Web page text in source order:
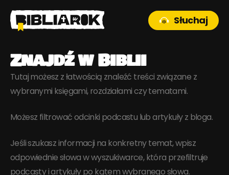
Słuchaj
Znajdź w Biblii
Tutaj możesz z łatwością znaleźć treści związane z
wybranymi księgami, rozdziałami czy tematami.
Możesz filtrować odcinki podcastu lub artykuły z bloga.
Jeśli szukasz informacji na konkretny temat, wpisz
odpowiednie słowa w wyszukiwarce, która przefiltruje
podcasty i artykuły po kątem wybranego słowa.